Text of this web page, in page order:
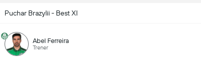
Puchar Brazylii - Best XI
Abel Ferreira
Trener